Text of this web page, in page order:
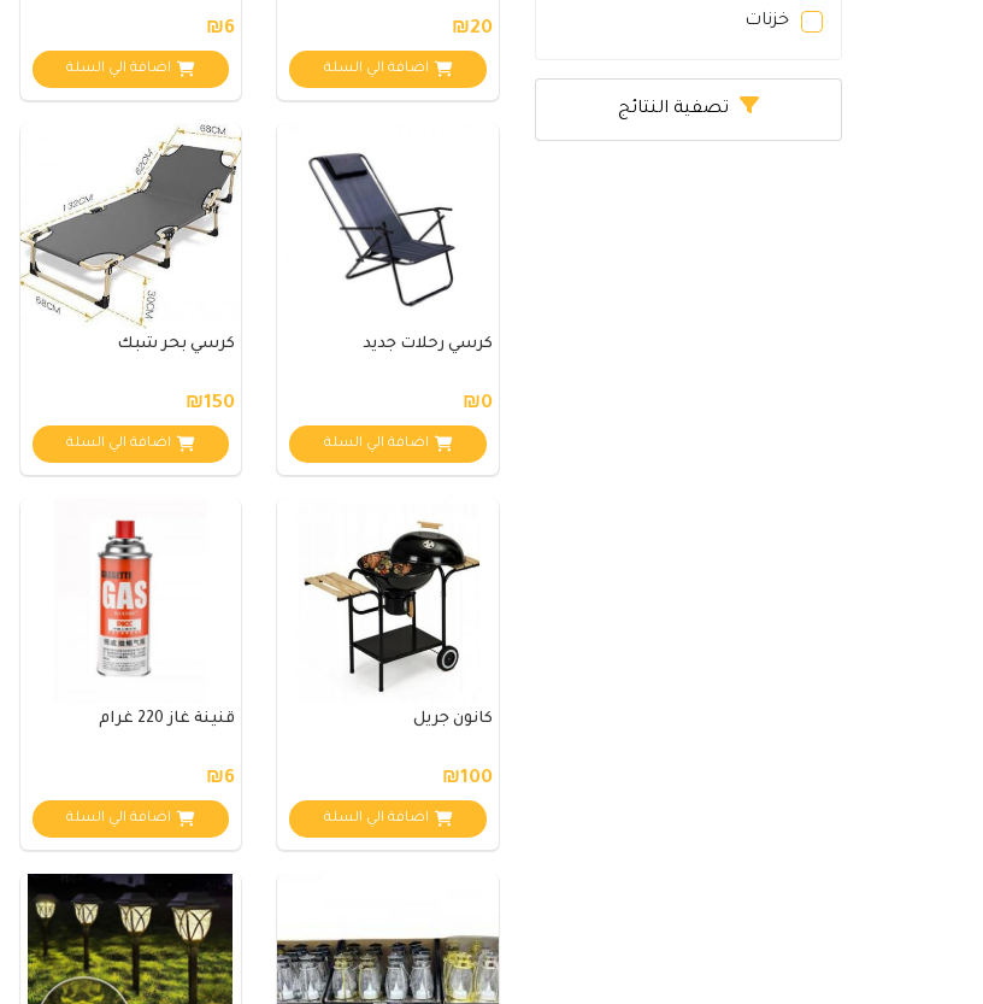
خزنات
تصفية النتائج
₪20
اضافة الي السلة
₪6
اضافة الي السلة
كرسي رحلات جديد
₪0
اضافة الي السلة
كرسي بحر شبك
₪150
اضافة الي السلة
كانون جريل
₪100
اضافة الي السلة
قنينة غاز 220 غرام
₪6
اضافة الي السلة